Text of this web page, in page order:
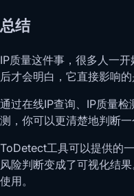
总结
IP质量这件事，很多人一
后才会明白，它直接影响
通过在线IP查询、IP质量
测，你可以更清楚地判断一
ToDetect工具可以提供的
风险判断变成了可视化结
使用。